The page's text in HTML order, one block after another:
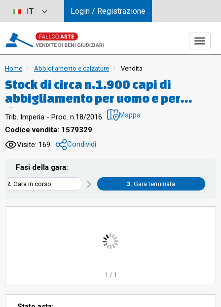
Home Abbigliamento e calzature Vendita
Stock di circa n.1.900 capi di
abbigliamento per uomo e per
donna, vari accessori, n.13
manichini inplastica, n.1
aspirapolvere, n.2 telefoni, n.3
registratori di cassa, n.1 bidone in
latta, n.1 calcolatrice,
analiticamente descritti
nell’inventario, acquistati nuovi al
valore di acquisto di circa euro
Trib. Imperia - Proc. n.18/2016 Mappa
Codice vendita: 1579329
Visite: 169
Condividi
Fasi della gara:
Gara in corso Gara terminata
1 / 1
IT Login / Registrazione